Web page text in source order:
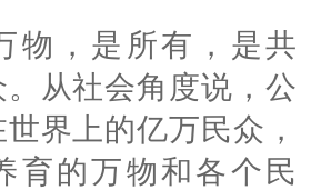
，是所有，是共
。从社会角度说，公
界上的亿万民众，
育的万物和各个民